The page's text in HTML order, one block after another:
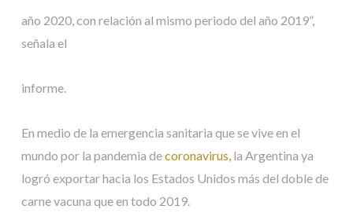
año 2020, con relación al mismo periodo del año 2019”,
señala el
informe.
En medio de la emergencia sanitaria que se vive en el
mundo por la pandemia decoronavirus, la Argentina ya
logró exportar hacia los Estados Unidos más del doble de
carne vacuna que en todo 2019.